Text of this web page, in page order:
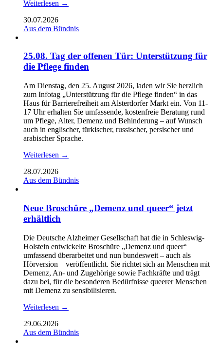
Weiterlesen →
30.07.2026
Aus dem Bündnis
25.08. Tag der offenen Tür: Unterstützung für
die Pflege finden
Am Dienstag, den 25. August 2026, laden wir Sie herzlich
zum Infotag „Unterstützung für die Pflege finden“ in das
Haus für Barrierefreiheit am Alsterdorfer Markt ein. Von 11-
17 Uhr erhalten Sie umfassende, kostenfreie Beratung rund
um Pflege, Alter, Demenz und Behinderung – auf Wunsch
auch in englischer, türkischer, russischer, persischer und
arabischer Sprache.
Weiterlesen →
28.07.2026
Aus dem Bündnis
Neue Broschüre „Demenz und queer“ jetzt
erhältlich
Die Deutsche Alzheimer Gesellschaft hat die in Schleswig-
Holstein entwickelte Broschüre „Demenz und queer“
umfassend überarbeitet und nun bundesweit – auch als
Hörversion – veröffentlicht. Sie richtet sich an Menschen mit
Demenz, An- und Zugehörige sowie Fachkräfte und trägt
dazu bei, für die besonderen Bedürfnisse queerer Menschen
mit Demenz zu sensibilisieren.
Weiterlesen →
29.06.2026
Aus dem Bündnis